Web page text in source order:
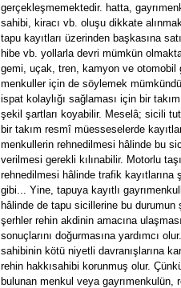
gerçekleşmemektedir. hatta,
sahibi, kiracı vb. oluşu dikkate
tapu kayıtları üzerinden başkasına
hibe vb. yollarla devri mümkün
gemi, uçak, tren, kamyon ve otomobil
menkuller için de söylemek
ispat kolaylığı sağlaması için bir takım
şekil şartları koyabilir. Meselâ; sicili
bir takım resmî müesseselerde
menkullerin rehnedilmesi hâlinde bu
verilmesi gerekli kılınabilir. Motorlu
rehnedilmesi hâlinde trafik kayıtlarına
gibi... Yine, tapuya kayıtlı
hâlinde de tapu sicillerine bu
şerhler rehin akdinin amacına
sonuçlarını doğurmasına yardımcı
sahibinin kötü niyetli davranışlarına
rehin hakkısahibi korunmuş olur.
bulunan menkul veya gayrımenkulün,